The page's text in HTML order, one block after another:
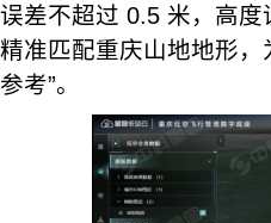
误差不超过 0.5 米，高度
精准匹配重庆山地地形
参考”。